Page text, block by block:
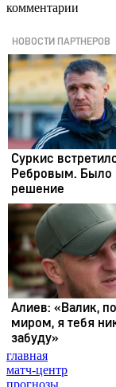
комментарии
главная
матч-центр
прогнозы